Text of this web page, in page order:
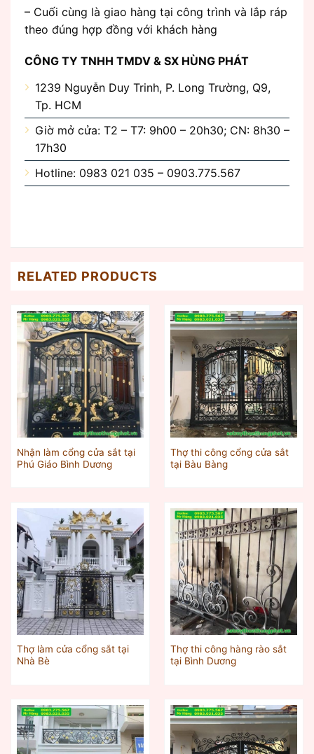
– Cuối cùng là giao hàng tại công trình và lắp ráp
theo đúng hợp đồng với khách hàng
CÔNG TY TNHH TMDV & SX HÙNG PHÁT
1239 Nguyễn Duy Trinh, P. Long Trường, Q9,
Tp. HCM
Giờ mở cửa: T2 – T7: 9h00 – 20h30; CN: 8h30 –
17h30
Hotline: 0983 021 035 – 0903.775.567
RELATED PRODUCTS
Nhận làm cổng cửa sắt tại
Phú Giáo Bình Dương
Thợ thi công cổng cửa sắt
tại Bàu Bàng
Thợ làm cửa cổng sắt tại
Nhà Bè
Thợ thi công hàng rào sắt
tại Bình Dương